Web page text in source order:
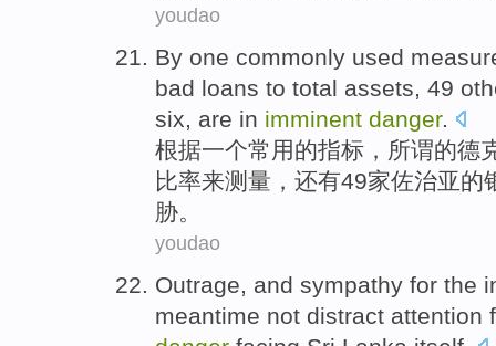
youdao
By one commonly used
bad loans to total assets, 49
six, are in imminent danger.
根据一个常用的指标 ， 所谓的德
比率来测量， 还有49家佐治亚的
胁。
youdao
Outrage, and sympathy for the
meantime not distract attention